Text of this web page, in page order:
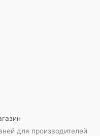
для производителей